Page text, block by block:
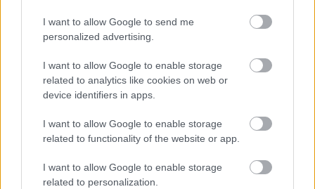
I want to allow Google to send me
personalized advertising.
I want to allow Google to enable storage
related to analytics like cookies on web or
device identifiers in apps.
I want to allow Google to enable storage
related to functionality of the website or app.
I want to allow Google to enable storage
related to personalization.
Πάρκαρε μέσα στη θάλασσα: Τι μπορεί να προκαλέσει